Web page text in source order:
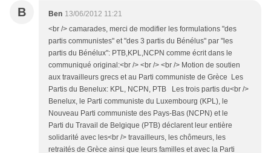
B Ben 13/06/2012 11:21
<br /> camarades, merci de modifier les formulations "des
partis communistes" et "des 3 partis du Bénélus" par "les
partis du Bénélux": PTB,KPL,NCPN comme écrit dans le
communiqué original:<br /> <br /> <br /> Motion de soutien
aux travailleurs grecs et au Parti communiste de Grèce Les
Partis du Benelux: KPL, NCPN, PTB Les trois partis du<br />
Benelux, le Parti communiste du Luxembourg (KPL), le
Nouveau Parti communiste des Pays-Bas (NCPN) et le
Parti du Travail de Belgique (PTB) déclarent leur entière
solidarité avec les<br /> travailleurs, les chômeurs, les
retraités de Grèce ainsi que leurs familles et avec la Parti